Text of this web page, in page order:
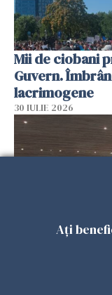
Mii de ciobani
Guvern.
lacrimogene
30 IULIE 2026
Ați